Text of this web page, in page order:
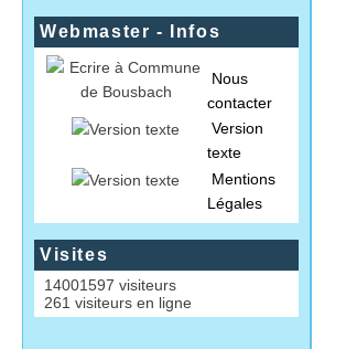
Webmaster - Infos
Nous
contacter
Version
texte
Mentions
Légales
Visites
14001597 visiteurs
261 visiteurs en ligne